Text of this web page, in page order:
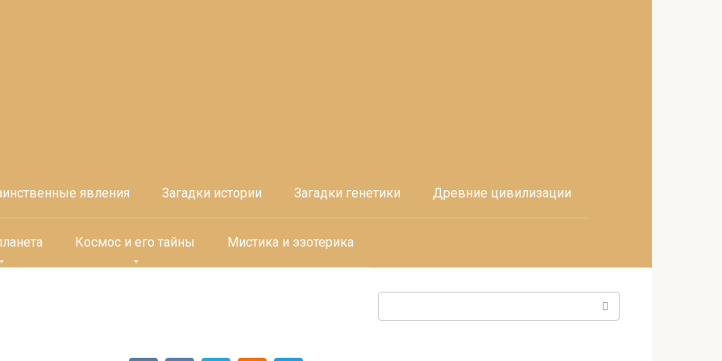
явления Загадки истории Загадки генетики Древние цивилизации
Космос и его тайны Мистика и эзотерика